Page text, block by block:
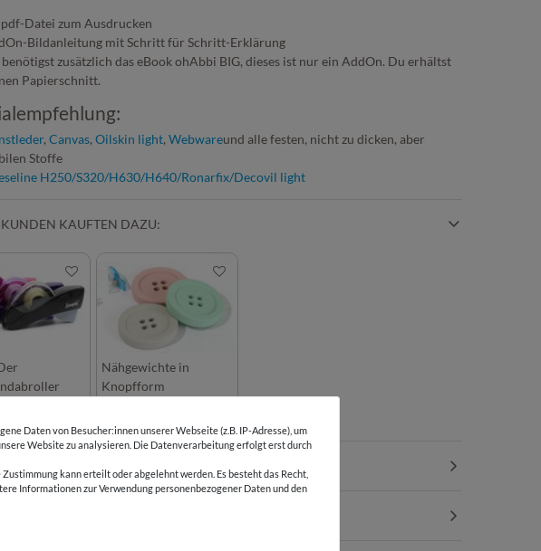
Datei zum Ausdrucken
Bildanleitung mit Schritt für Schritt-Erklärung
zusätzlich das eBook ohAbbi BIG, dieses ist nur ein AddOn. Du erhältst
Papierschnitt.
, Canvas, Oilskin light, Webwareund alle festen, nicht zu dicken, aber
Stoffe
H250/S320/H630/H640/Ronarfix/Decovil light
KAUFTEN DAZU:
Nähgewichte in
Knopfform
Daten von Besucher:innen unserer Webseite (z.B. IP-Adresse), um
Website zu analysieren. Die Datenverarbeitung erfolgt erst durch
kann erteilt oder abgelehnt werden. Es besteht das Recht,
Informationen zur Verwendung personenbezogener Daten und den